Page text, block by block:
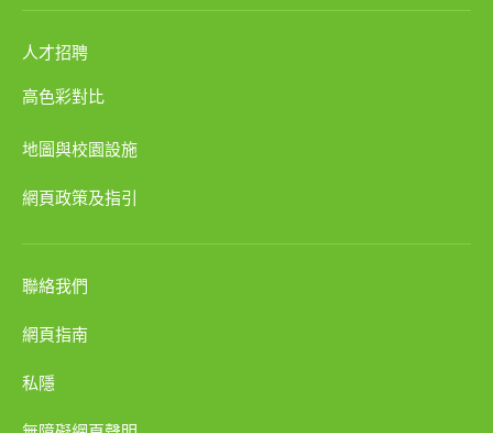
人才招聘
高色彩對比
地圖與校園設施
網頁政策及指引
聯絡我們
網頁指南
私隱